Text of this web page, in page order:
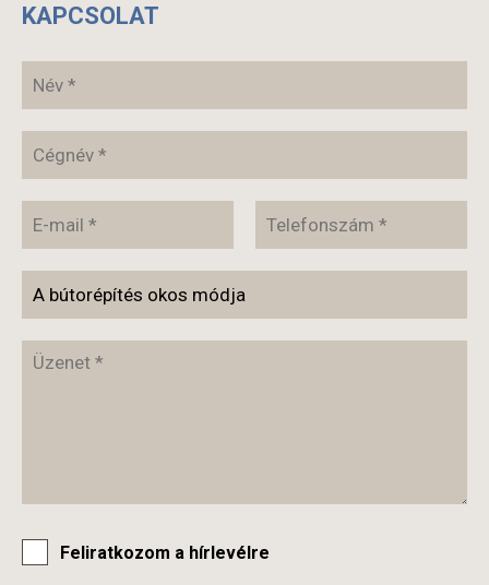
KAPCSOLAT
Feliratkozom a hírlevélre